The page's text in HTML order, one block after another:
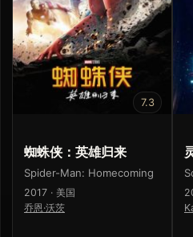
7.3
蜘蛛侠：英雄归来
Spider-Man: Homecoming
2017 · 美国
乔恩·沃茨